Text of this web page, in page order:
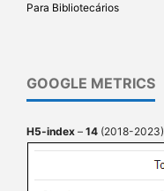
Para Bibliotecários
GOOGLE METRICS
H5-index – 14 (2018-2023)